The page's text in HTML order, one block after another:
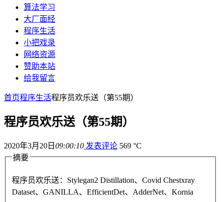
算法学习
大厂面经
程序生活
小把戏录
网络资源
赞助本站
给我留言
首页程序生活程序员欢乐送（第55期）
程序员欢乐送（第55期）
2020年3月20日 09:00:10 发表评论 569 °C
摘要
程序员欢乐送：Stylegan2 Distillation、Covid Chestxray
Dataset、GANILLA、EfficientDet、AdderNet、Kornia